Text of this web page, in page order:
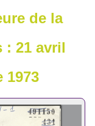
de la
: 21 avril
1973